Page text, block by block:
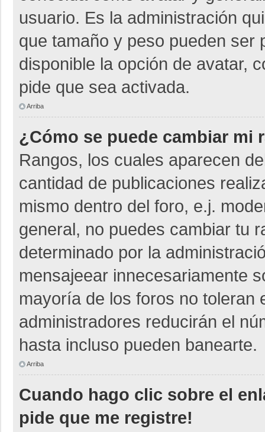
usuario. Es la administración
que tamaño y peso pueden ser
disponible la opción de avatar,
pide que sea activada.
Arriba
¿Cómo se puede cambiar mi
Rangos, los cuales aparecen
cantidad de publicaciones
mismo dentro del foro, e.j.
general, no puedes cambiar tu
determinado por la
mensajeear innecesariamente
mayoría de los foros no toleran
administradores reducirán el
hasta incluso pueden banearte.
Arriba
Cuando hago clic sobre el
pide que me registre!